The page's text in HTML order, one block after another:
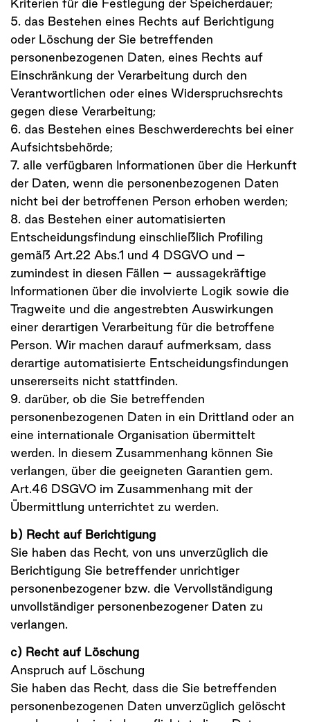
Kriterien für die Festlegung der Speicherdauer;
5. das Bestehen eines Rechts auf Berichtigung
oder Löschung der Sie betreffenden
personenbezogenen Daten, eines Rechts auf
Einschränkung der Verarbeitung durch den
Verantwortlichen oder eines Widerspruchsrechts
gegen diese Verarbeitung;
6. das Bestehen eines Beschwerderechts bei einer
Aufsichtsbehörde;
7. alle verfügbaren Informationen über die Herkunft
der Daten, wenn die personenbezogenen Daten
nicht bei der betroffenen Person erhoben werden;
8. das Bestehen einer automatisierten
Entscheidungsfindung einschließlich Profiling
gemäß Art.22 Abs.1 und 4 DSGVO und –
zumindest in diesen Fällen – aussagekräftige
Informationen über die involvierte Logik sowie die
Tragweite und die angestrebten Auswirkungen
einer derartigen Verarbeitung für die betroffene
Person. Wir machen darauf aufmerksam, dass
derartige automatisierte Entscheidungsfindungen
unsererseits nicht stattfinden.
9. darüber, ob die Sie betreffenden
personenbezogenen Daten in ein Drittland oder an
eine internationale Organisation übermittelt
werden. In diesem Zusammenhang können Sie
verlangen, über die geeigneten Garantien gem.
Art.46 DSGVO im Zusammenhang mit der
Übermittlung unterrichtet zu werden.
b) Recht auf Berichtigung
Sie haben das Recht, von uns unverzüglich die
Berichtigung Sie betreffender unrichtiger
personenbezogener bzw. die Vervollständigung
unvollständiger personenbezogener Daten zu
verlangen.
c) Recht auf Löschung
Anspruch auf Löschung
Sie haben das Recht, dass die Sie betreffenden
personenbezogenen Daten unverzüglich gelöscht